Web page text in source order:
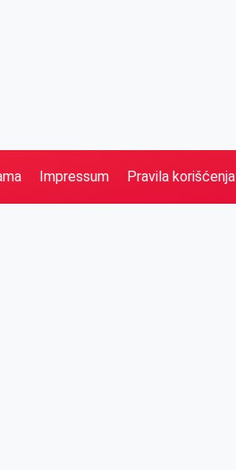
Impressum Pravila korišćenja